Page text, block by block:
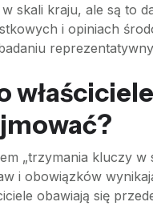
skali kraju, ale są to
i opiniach
„trzymania kluczy w
i obowiązków
obawiają się